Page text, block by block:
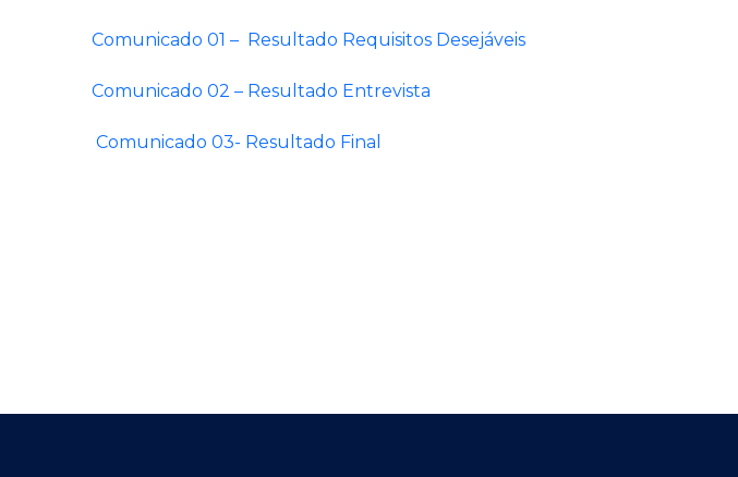
Comunicado 01 – Resultado Requisitos Desejáveis
Comunicado 02 – Resultado Entrevista
Comunicado 03- Resultado Final